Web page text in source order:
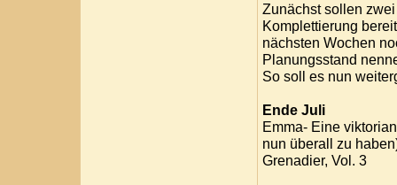
Zunächst sollen
Komplettierung
nächsten Wochen
Planungsstand
So soll es nun
Ende Juli
Emma- Eine
nun überall zu
Grenadier, Vol. 3